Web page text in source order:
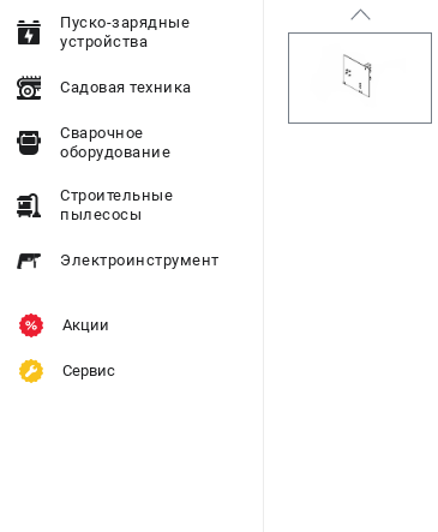
Пуско-зарядные
устройства
Садовая техника
Сварочное
оборудование
Строительные
пылесосы
Электроинструмент
Акции
Сервис